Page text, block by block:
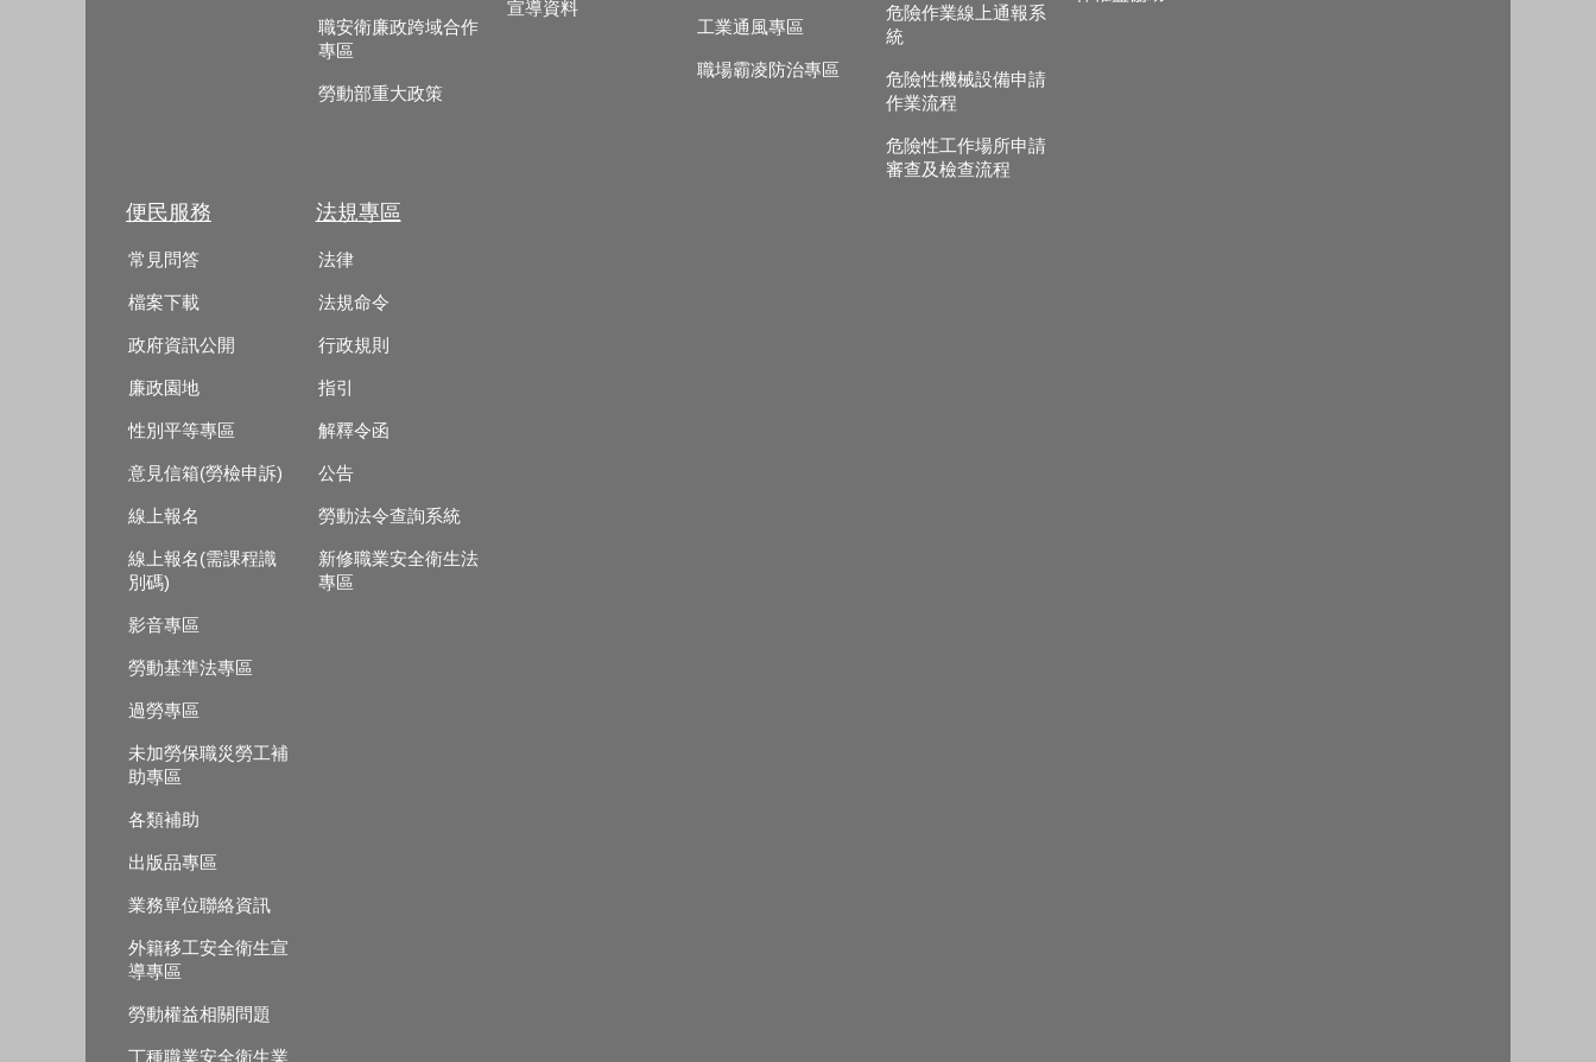
職安衛廉政跨域合作
專區
勞動部重大政策
宣導資料
工業通風專區
職場霸凌防治專區
危險作業線上通報系
統
危險性機械設備申請
作業流程
危險性工作場所申請
審查及檢查流程
便民服務
常見問答
檔案下載
政府資訊公開
廉政園地
性別平等專區
意見信箱(勞檢申訴)
線上報名
線上報名(需課程識
別碼)
影音專區
勞動基準法專區
過勞專區
未加勞保職災勞工補
助專區
各類補助
出版品專區
業務單位聯絡資訊
外籍移工安全衛生宣
導專區
勞動權益相關問題
丁種職業安全衛生業
法規專區
法律
法規命令
行政規則
指引
解釋令函
公告
勞動法令查詢系統
新修職業安全衛生法
專區